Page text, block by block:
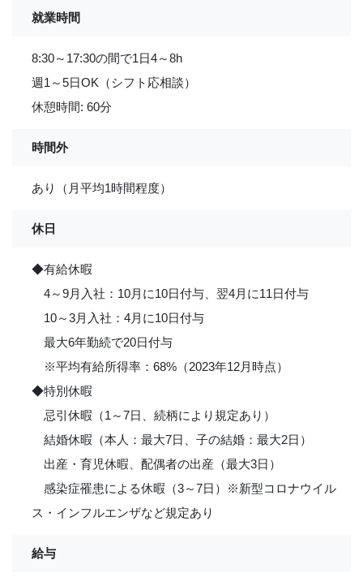
就業時間
8:30～17:30の間で1日4～8h
週1～5日OK（シフト応相談）
休憩時間: 60分
時間外
あり（月平均1時間程度）
休日
◆有給休暇
4～9月入社：10月に10日付与、翌4月に11日付与
10～3月入社：4月に10日付与
最大6年勤続で20日付与
※平均有給所得率：68%（2023年12月時点）
◆特別休暇
忌引休暇（1～7日、続柄により規定あり）
結婚休暇（本人：最大7日、子の結婚：最大2日）
出産・育児休暇、配偶者の出産（最大3日）
感染症罹患による休暇（3～7日）※新型コロナウイル
ス・インフルエンザなど規定あり
給与